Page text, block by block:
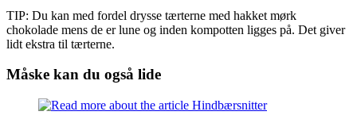
TIP: Du kan med fordel drysse tærterne med hakket mørk
chokolade mens de er lune og inden kompotten ligges på. Det giver
lidt ekstra til tærterne.
Måske kan du også lide